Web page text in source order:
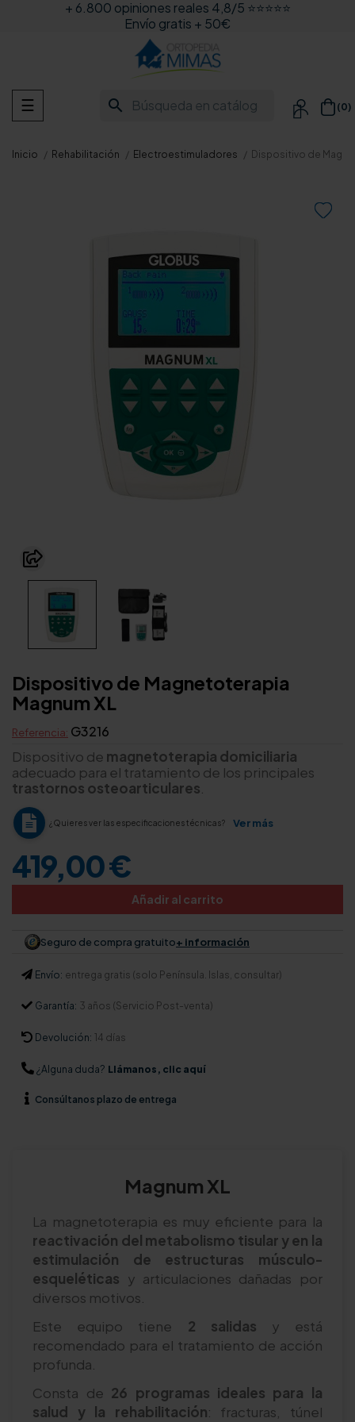
+ 6.800 opiniones reales 4,8/5 ⭐⭐⭐⭐⭐
Envío gratis + 50€
search  (0)
Navegación
de
☰
Inicio Rehabilitación Electroestimuladores Dispositivo de

Dispositivo de Magnetoterapia
Magnum XL
Referencia: G3216
Dispositivo de magnetoterapia domiciliaria
adecuado para el tratamiento de los principales
trastornos osteoarticulares
¿Quieres ver las especificaciones técnicas? Ver más
419,00 €
Añadir al carrito
Seguro de compra gratuito+ información
Envío: entrega gratis (solo Península. Islas, consultar)
Garantía: 3 años (Servicio Post-venta)
Devolución: 14 días
¿Alguna duda? Llámanos, clic aquí
Consúltanos plazo de entrega
Magnum XL
La magnetoterapia es muy eficiente para la
reactivación del metabolismo tisular y en la
estimulación de estructuras músculo-
esqueléticas y articulaciones dañadas por
diversos motivos.
Este equipo tiene 2 salidas y está
recomendado para el tratamiento de acción
profunda.
Consta de 26 programas ideales para la
salud y la rehabilitación: fracturas, túnel